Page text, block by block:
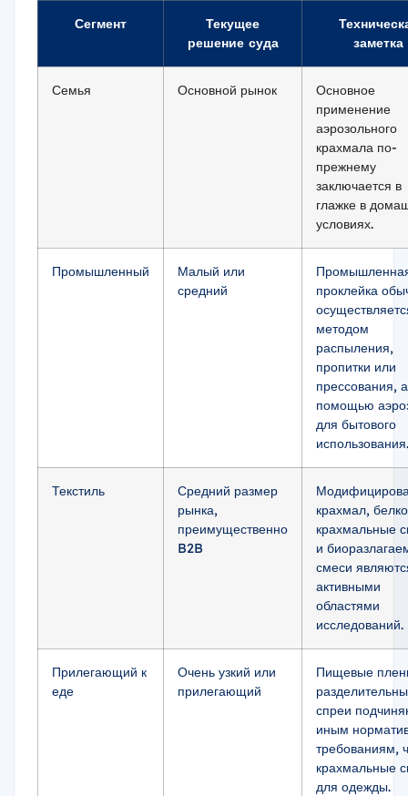
Сегмент
Текущее
решение суда
заметка
Семья Основной рынок
Основное
применение
аэрозольного
крахмала по-
прежнему
заключается в
глажке в
условиях.
Промышленный
Малый или
средний
проклейка
методом
распыления,
пропитки или
прессования,
помощью
для бытового
использования.
Текстиль
Средний размер
рынка,
преимущественно
B2B
крахмал,
крахмальные
и
смеси
активными
областями
исследований.
Прилегающий к
еде
Очень узкий или
прилегающий
Пищевые
спреи
иным
требованиям,
крахмальные
для одежды.